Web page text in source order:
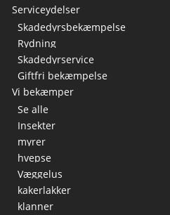
Serviceydelser
Skadedyrsbekæmpelse
Rydning
Skadedyrservice
Giftfri bekæmpelse
Vi bekæmper
Se alle
Insekter
myrer
hvepse
Væggelus
kakerlakker
klanner